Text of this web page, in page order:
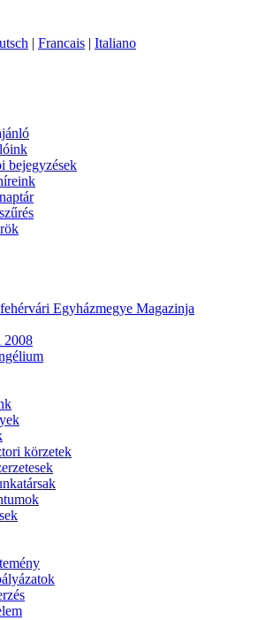
| Francais | Italiano
bejegyzések
Egyházmegye Magazinja
2008
körzetek